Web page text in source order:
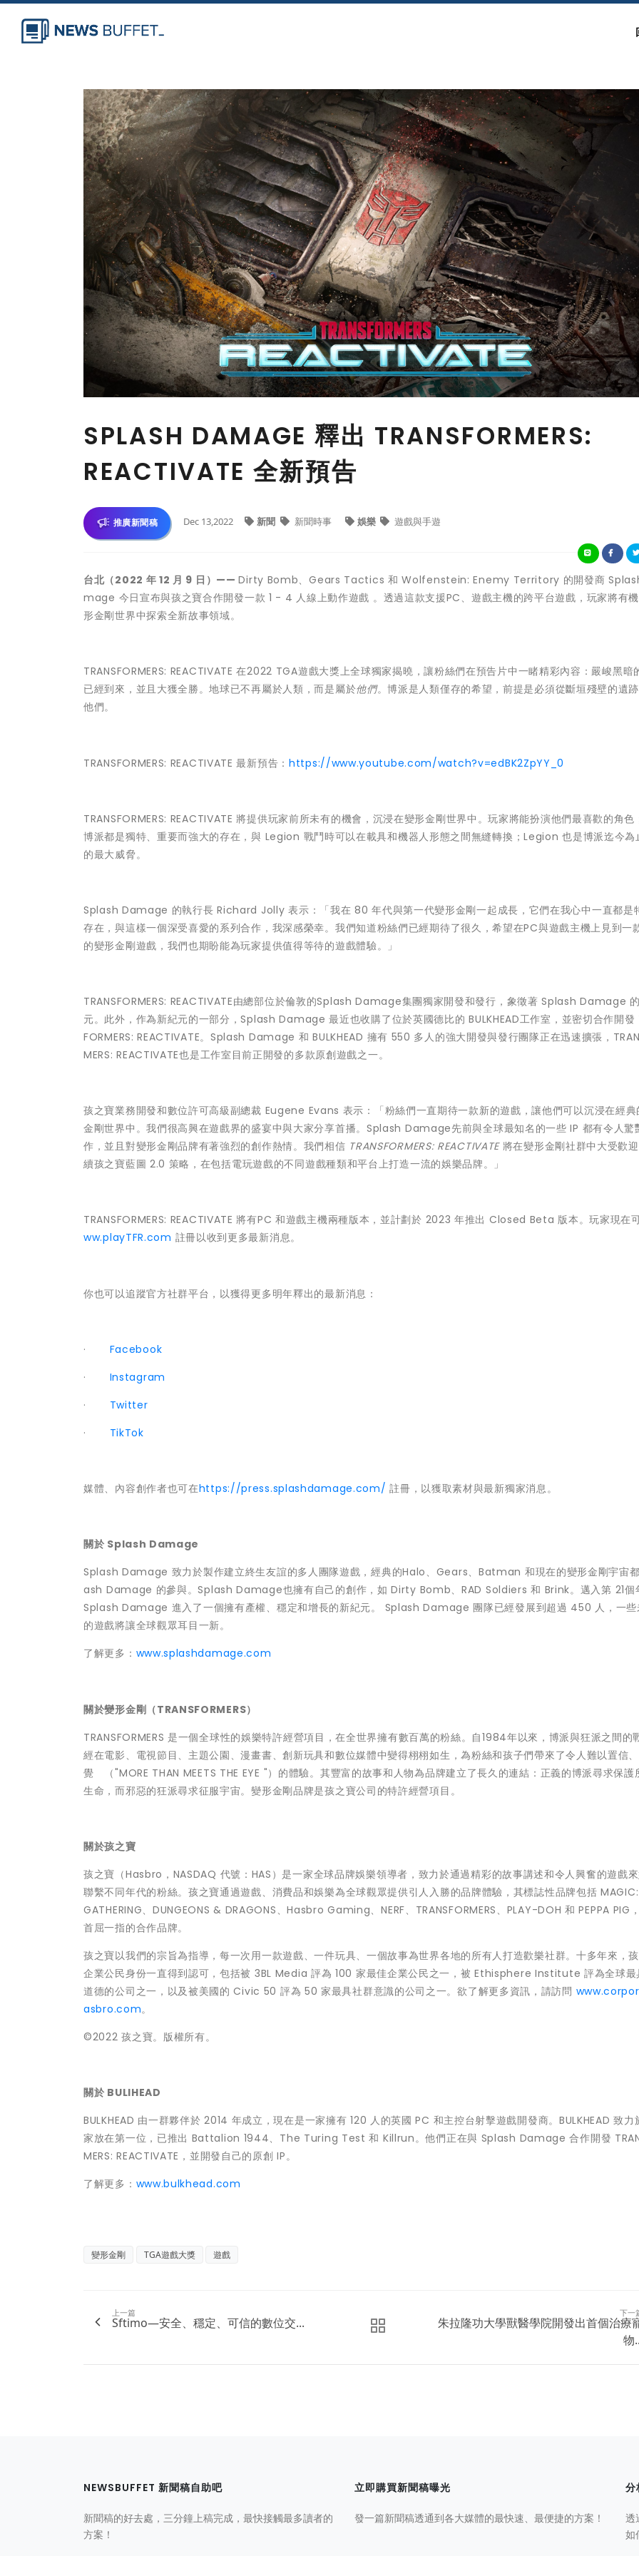
SPLASH DAMAGE 釋出 TRANSFORMERS:
REACTIVATE 全新預告
推廣新聞稿 Dec 13,2022 新聞 新聞時事 娛樂 遊戲與手遊
台北（2022 年 12 月 9 日）——Dirty Bomb、Gears Tactics 和 Wolfenstein: Enemy Territory 的開發商
mage 今日宣布與孩之寶合作開發一款 1 - 4 人線上動作遊戲 。透過這款支援PC、遊戲主機的跨平台遊戲，玩家將有
形金剛世界中探索全新故事領域。
TRANSFORMERS: REACTIVATE 在2022 TGA遊戲大獎上全球獨家揭曉，讓粉絲們在預告片中一睹精彩內容：嚴峻黑暗
已經到來，並且大獲全勝。地球已不再屬於人類，而是屬於他們。博派是人類僅存的希望，前提是必須從斷垣殘壁的遺
他們。
TRANSFORMERS: REACTIVATE 最新預告： https://www.youtube.com/watch?v=edBK2ZpYY_0
TRANSFORMERS: REACTIVATE 將提供玩家前所未有的機會，沉浸在變形金剛世界中。玩家將能扮演他們最喜歡的角色
博派都是獨特、重要而強大的存在，與 Legion 戰鬥時可以在載具和機器人形態之間無縫轉換；Legion 也是博派迄今為
的最大威脅。
Splash Damage 的執行長 Richard Jolly 表示：「我在 80 年代與第一代變形金剛一起成長，它們在我心中一直都是
存在，與這樣一個深受喜愛的系列合作，我深感榮幸。我們知道粉絲們已經期待了很久，希望在PC與遊戲主機上見到一
的變形金剛遊戲，我們也期盼能為玩家提供值得等待的遊戲體驗。」
TRANSFORMERS: REACTIVATE由總部位於倫敦的Splash Damage集團獨家開發和發行，象徵著 Splash Damage
元。此外，作為新紀元的一部分，Splash Damage 最近也收購了位於英國德比的 BULKHEAD工作室，並密切合作開發
FORMERS: REACTIVATE。Splash Damage 和 BULKHEAD 擁有 550 多人的強大開發與發行團隊正在迅速擴張，
MERS: REACTIVATE也是工作室目前正開發的多款原創遊戲之一。
孩之寶業務開發和數位許可高級副總裁 Eugene Evans 表示：「粉絲們一直期待一款新的遊戲，讓他們可以沉浸在經典
金剛世界中。我們很高興在遊戲界的盛宴中與大家分享首播。Splash Damage先前與全球最知名的一些 IP 都有令人驚
作，並且對變形金剛品牌有著強烈的創作熱情。我們相信 TRANSFORMERS: REACTIVATE 將在變形金剛社群中大受歡
續孩之寶藍圖 2.0 策略，在包括電玩遊戲的不同遊戲種類和平台上打造一流的娛樂品牌。」
TRANSFORMERS: REACTIVATE 將有PC 和遊戲主機兩種版本，並計劃於 2023 年推出 Closed Beta 版本。玩家現在
ww.playTFR.com 註冊以收到更多最新消息。
你也可以追蹤官方社群平台，以獲得更多明年釋出的最新消息：
· Facebook
· Instagram
· Twitter
· TikTok
媒體、內容創作者也可在https://press.splashdamage.com/ 註冊，以獲取素材與最新獨家消息。
關於 Splash Damage
Splash Damage 致力於製作建立終生友誼的多人團隊遊戲，經典的Halo、Gears、Batman 和現在的變形金剛宇宙
ash Damage 的參與。Splash Damage也擁有自己的創作，如 Dirty Bomb、RAD Soldiers 和 Brink。邁入第 21個
Splash Damage 進入了一個擁有產權、穩定和增長的新紀元。 Splash Damage 團隊已經發展到超過 450 人，一些
的遊戲將讓全球觀眾耳目一新。
了解更多： www.splashdamage.com
關於變形金剛（TRANSFORMERS）
TRANSFORMERS 是一個全球性的娛樂特許經營項目，在全世界擁有數百萬的粉絲。自1984年以來，博派與狂派之間的
經在電影、電視節目、主題公園、漫畫書、創新玩具和數位媒體中變得栩栩如生，為粉絲和孩子們帶來了令人難以置信
覺 （"MORE THAN MEETS THE EYE "）的體驗。其豐富的故事和人物為品牌建立了長久的連結：正義的博派尋求保護
生命，而邪惡的狂派尋求征服宇宙。變形金剛品牌是孩之寶公司的特許經營項目。
關於孩之寶
孩之寶（Hasbro，NASDAQ 代號：HAS）是一家全球品牌娛樂領導者，致力於通過精彩的故事講述和令人興奮的遊戲
聯繫不同年代的粉絲。孩之寶通過遊戲、消費品和娛樂為全球觀眾提供引人入勝的品牌體驗，其標誌性品牌包括 MAGIC:
GATHERING、DUNGEONS & DRAGONS、Hasbro Gaming、NERF、TRANSFORMERS、PLAY-DOH 和 PEPPA PIG
首屈一指的合作品牌。
孩之寶以我們的宗旨為指導，每一次用一款遊戲、一件玩具、一個故事為世界各地的所有人打造歡樂社群。十多年來，
企業公民身份一直得到認可，包括被 3BL Media 評為 100 家最佳企業公民之一，被 Ethisphere Institute 評為全球最
道德的公司之一，以及被美國的 Civic 50 評為 50 家最具社群意識的公司之一。欲了解更多資訊，請訪問
asbro.com。
©2022 孩之寶。版權所有。
關於 BULIHEAD
BULKHEAD 由一群夥伴於 2014 年成立，現在是一家擁有 120 人的英國 PC 和主控台射擊遊戲開發商。BULKHEAD 致力
家放在第一位，已推出 Battalion 1944、The Turing Test 和 Killrun。他們正在與 Splash Damage 合作開發
MERS: REACTIVATE，並開發自己的原創 IP。
了解更多： www.bulkhead.com
變形金剛 TGA遊戲大獎 遊戲
上一篇
Sftimo—安全、穩定、可信的數位交...
下一
朱拉隆功大學獸醫學院開發出首個治療
物
NEWSBUFFET 新聞稿自助吧
新聞稿的好去處，三分鐘上稿完成，最快接觸最多讀者的
方案！
立即購買新聞稿曝光
發一篇新聞稿透通到各大媒體的最快速、最便捷的方案！
分
透
如